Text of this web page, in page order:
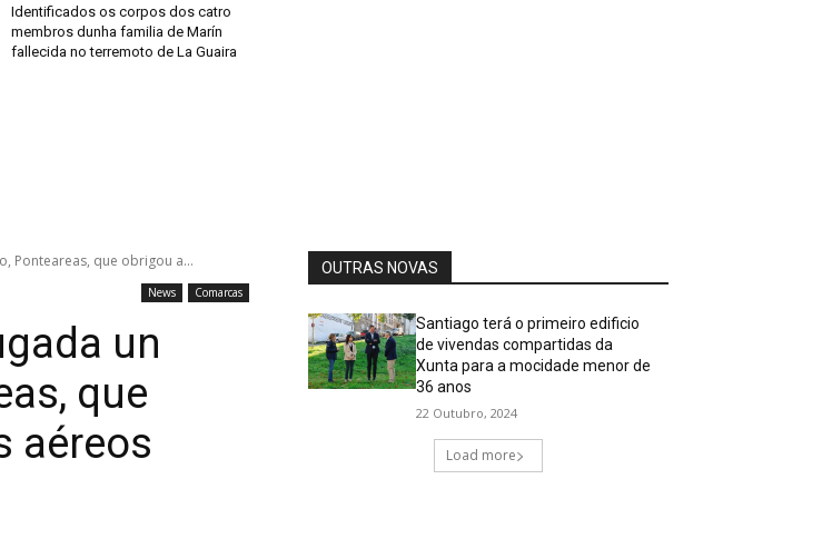
Identificados os corpos dos catro
membros dunha familia de Marín
fallecida no terremoto de La Guaira